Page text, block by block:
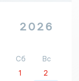
2026
Сб
Вс
1
2